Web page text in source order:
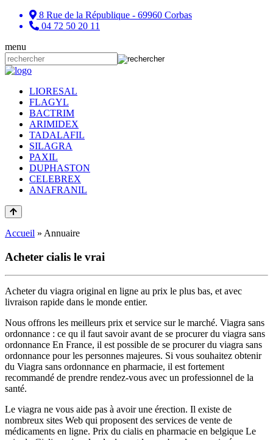
8 Rue de la République - 69960 Corbas
04 72 50 20 11
menu
LIORESAL
FLAGYL
BACTRIM
ARIMIDEX
TADALAFIL
SILAGRA
PAXIL
DUPHASTON
CELEBREX
ANAFRANIL
Accueil » Annuaire
Acheter cialis le vrai
Acheter du viagra original en ligne au prix le plus bas, et avec
livraison rapide dans le monde entier.
Nous offrons les meilleurs prix et service sur le marché. Viagra sans
ordonnance : ce qu il faut savoir avant de se procurer du viagra sans
ordonnance En France, il est possible de se procurer du viagra sans
ordonnance pour les personnes majeures. Si vous souhaitez obtenir
du Viagra sans ordonnance en pharmacie, il est fortement
recommandé de prendre rendez-vous avec un professionnel de la
santé.
Le viagra ne vous aide pas à avoir une érection. Il existe de
nombreux sites Web qui proposent des services de vente de
médicaments en ligne. Prix du cialis en pharmacie en belgique Le